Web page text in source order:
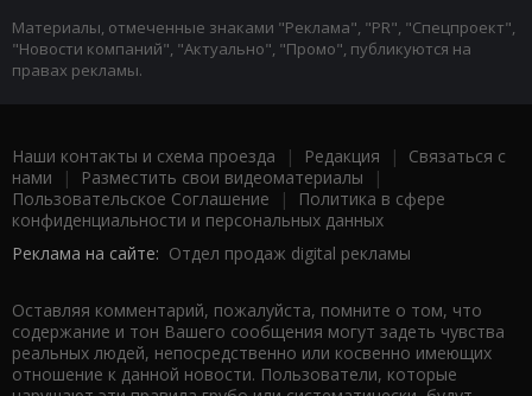
Материалы, отмеченные знаками "Реклама", "PR", "Спецпроект",
"Новости компаний", "Актуально", "Промо", публикуются на
правах рекламы.
Наши контакты и схема проезда | Редакция | Связаться с
нами | Разместить свои видеоматериалы |
Пользовательское Соглашение |
Политика в сфере
конфиденциальности и персональных данных
Реклама на сайте: Отдел продаж digital рекламы
Оставляя комментарий, пожалуйста, помните о том, что
содержание и тон Вашего сообщения могут задеть чувства
реальных людей, непосредственно или косвенно имеющих
отношение к данной новости. Пользователи, которые